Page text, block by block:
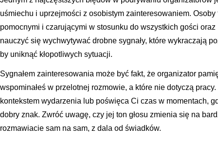
uśmiechu i uprzejmości z osobistym zainteresowaniem. Osoby
pomocnymi i czarującymi w stosunku do wszystkich gości
nauczyć się wychwytywać drobne sygnały, które wykraczają
by uniknąć kłopotliwych sytuacji.
Sygnałem zainteresowania może być fakt, że organizator
wspominałeś w przelotnej rozmowie, a które nie dotyczą
kontekstem wydarzenia lub poświęca Ci czas w momentach,
dobry znak. Zwróć uwagę, czy jej ton głosu zmienia się na
rozmawiacie sam na sam, z dala od świadków.